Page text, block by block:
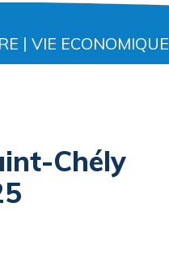
VIE ECONOMIQUE
Chély